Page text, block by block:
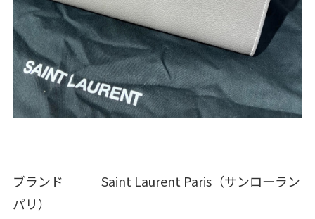
ブランド Saint Laurent Paris（サンローラン
パリ）